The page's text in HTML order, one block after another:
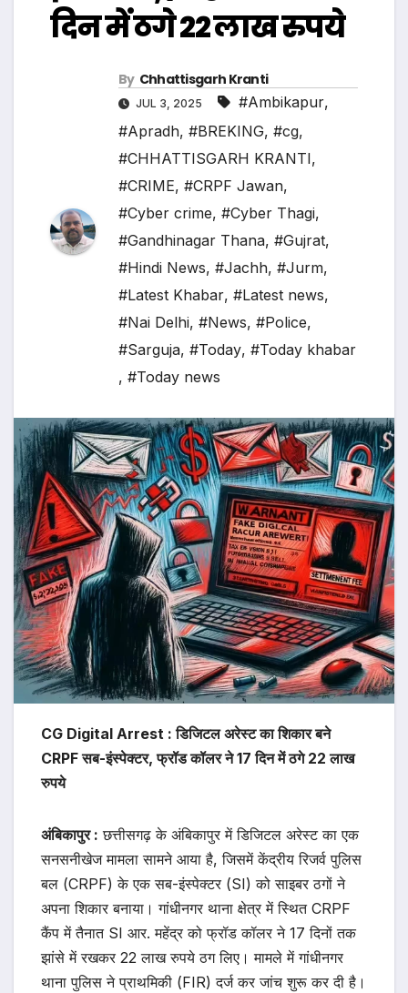
दिन में ठगे 22 लाख रुपये
By Chhattisgarh Kranti
JUL 3, 2025 #Ambikapur,
#Apradh, #BREKING, #cg,
#CHHATTISGARH KRANTI,
#CRIME, #CRPF Jawan,
#Cyber crime, #Cyber Thagi,
#Gandhinagar Thana, #Gujrat,
#Hindi News, #Jachh, #Jurm,
#Latest Khabar, #Latest news,
#Nai Delhi, #News, #Police,
#Sarguja, #Today, #Today khabar
, #Today news
CG Digital Arrest : डिजिटल अरेस्ट का शिकार बने
CRPF सब-इंस्पेक्टर, फ्रॉड कॉलर ने 17 दिन में ठगे 22 लाख
रुपये
अंबिकापुर : छत्तीसगढ़ के अंबिकापुर में डिजिटल अरेस्ट का एक
सनसनीखेज मामला सामने आया है, जिसमें केंद्रीय रिजर्व पुलिस
बल (CRPF) के एक सब-इंस्पेक्टर (SI) को साइबर ठगों ने
अपना शिकार बनाया। गांधीनगर थाना क्षेत्र में स्थित CRPF
कैंप में तैनात SI आर. महेंद्र को फ्रॉड कॉलर ने 17 दिनों तक
झांसे में रखकर 22 लाख रुपये ठग लिए। मामले में गांधीनगर
थाना पुलिस ने प्राथमिकी (FIR) दर्ज कर जांच शुरू कर दी है।